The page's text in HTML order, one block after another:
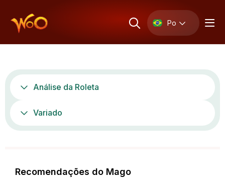
Po
Análise da Roleta
Variado
Recomendações do Mago